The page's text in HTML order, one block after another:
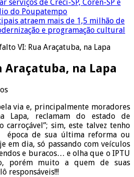
serviços de Creci-SP, Coren-SP e
do Poupatempo
atraem mais de 1,5 milhão de
e programação cultural
VI: Rua Araçatuba, na Lapa
Araçatuba, na Lapa
via e, principalmente moradores
Lapa, reclamam do estado de
carroçável”; sim, este talvez tenho
época de sua última reforma ou
em dia, só passando com veículos
e buracos… e olha que o IPTU
porém muito a quem de suas
responsáveis!!!